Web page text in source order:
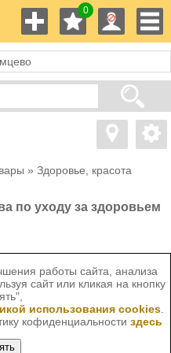
0
» Здоровье, красота
по уходу за здоровьем
работы сайта, анализа
сайт или кликая на кнопку
использования cookies.
кофиденциальности здесь